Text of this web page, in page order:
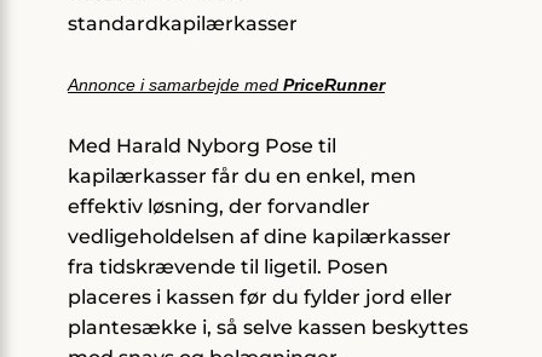
standardkapilærkasser
Annonce i samarbejde med PriceRunner
Med Harald Nyborg Pose til
kapilærkasser får du en enkel, men
effektiv løsning, der forvandler
vedligeholdelsen af dine kapilærkasser
fra tidskrævende til ligetil. Posen
placeres i kassen før du fylder jord eller
plantesække i, så selve kassen beskyttes